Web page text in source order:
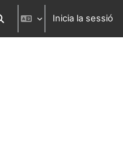
l'entrada de la cerca
Inicia la sessió